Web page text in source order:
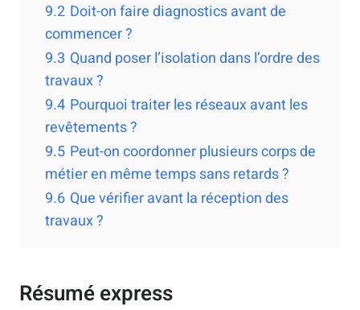
9.2 Doit-on faire diagnostics avant de
commencer ?
9.3 Quand poser l’isolation dans l’ordre des
travaux ?
9.4 Pourquoi traiter les réseaux avant les
revêtements ?
9.5 Peut-on coordonner plusieurs corps de
métier en même temps sans retards ?
9.6 Que vérifier avant la réception des
travaux ?
Résumé express